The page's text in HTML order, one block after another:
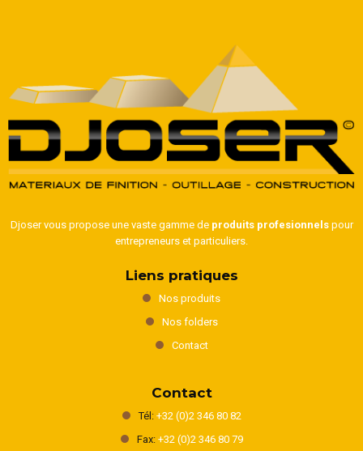
Djoser vous propose une vaste gamme de produits profesionnelspour
entrepreneurs et particuliers.
Liens pratiques
Nos produits
Nos folders
Contact
Contact
Tél: +32 (0)2 346 80 82
Fax: +32 (0)2 346 80 79